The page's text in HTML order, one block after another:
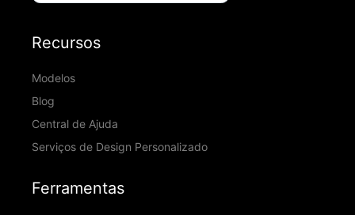
Recursos
Modelos
Blog
Central de Ajuda
Serviços de Design Personalizado
Ferramentas